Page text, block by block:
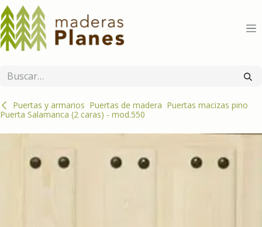
Ir al contenido
Puertas y armarios Puertas de madera Puertas macizas pino
Puerta Salamanca (2 caras) - mod.550